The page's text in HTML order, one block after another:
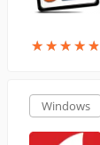
★★★★★
★★★★★
Windows